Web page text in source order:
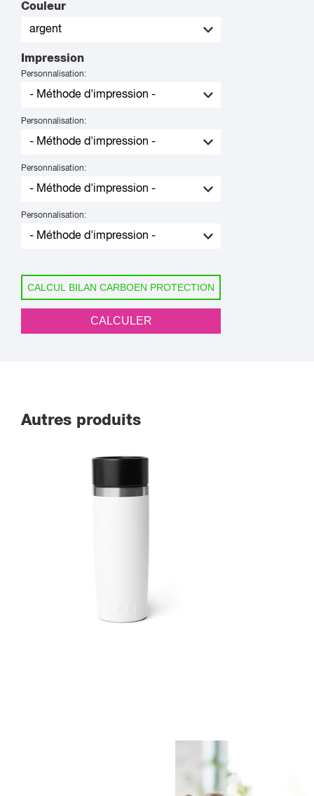
Couleur
Impression
Personnalisation:
Personnalisation:
Personnalisation:
Personnalisation:
CALCUL BILAN CARBOEN PROTECTION
CALCULER
Autres produits